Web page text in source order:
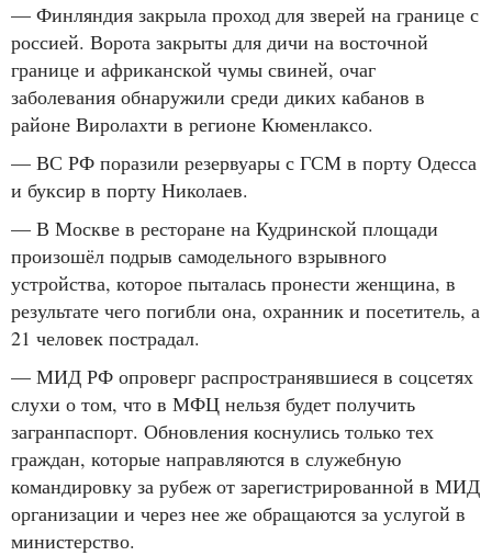
— Финляндия закрыла проход для зверей на границе с
россией. Ворота закрыты для дичи на восточной
границе и африканской чумы свиней, очаг
заболевания обнаружили среди диких кабанов в
районе Виролахти в регионе Кюменлаксо.
— ВС РФ поразили резервуары с ГСМ в порту Одесса
и буксир в порту Николаев.
— В Москве в ресторане на Кудринской площади
произошёл подрыв самодельного взрывного
устройства, которое пыталась пронести женщина, в
результате чего погибли она, охранник и посетитель, а
21 человек пострадал.
— МИД РФ опроверг распространявшиеся в соцсетях
слухи о том, что в МФЦ нельзя будет получить
загранпаспорт. Обновления коснулись только тех
граждан, которые направляются в служебную
командировку за рубеж от зарегистрированной в МИД
организации и через нее же обращаются за услугой в
министерство.